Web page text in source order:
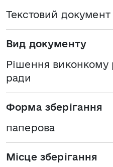
Текстовий документ
Вид документу
Рішення виконкому
ради
Форма зберігання
паперова
Місце зберігання